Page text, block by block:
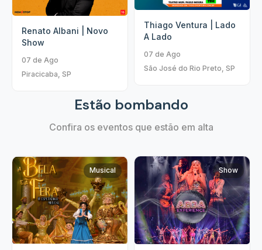
Renato Albani | Novo
Show
07 de Ago
Piracicaba, SP
Thiago Ventura | Lado
A Lado
07 de Ago
São José do Rio Preto, SP
Estão bombando
Confira os eventos que estão em alta
Musical Show